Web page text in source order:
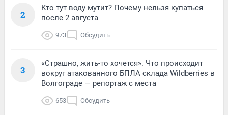
2
Кто тут воду мутит? Почему нельзя купаться
после 2 августа
973 Обсудить
3
«Страшно, жить-то хочется». Что происходит
вокруг атакованного БПЛА склада Wildberries в
Волгограде — репортаж с места
653 Обсудить